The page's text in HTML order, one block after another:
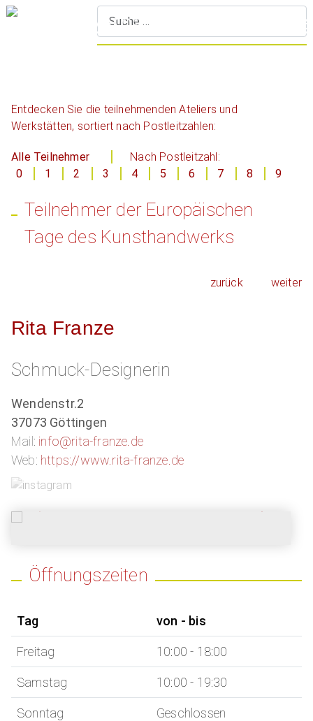
Entdecken Sie die teilnehmenden Ateliers und
Werkstätten, sortiert nach Postleitzahlen:
Alle Teilnehmer
Nach Postleitzahl:
0
1 2 3 4 5 6 7 8 9
Teilnehmer der Europäischen
Tage des Kunsthandwerks
zurück weiter
Rita Franze
Schmuck-Designerin
Wendenstr.2
37073 Göttingen
Mail: info@rita-franze.de
Web: https://www.rita-franze.de
Öffnungszeiten
Tag von - bis
Freitag 10:00 - 18:00
Samstag 10:00 - 19:30
Sonntag Geschlossen